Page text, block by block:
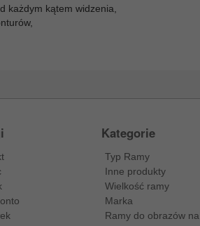
każdym kątem widzenia,
Kategorie
Typ Ramy
Inne produkty
Wielkość ramy
Marka
Ramy do obrazów na